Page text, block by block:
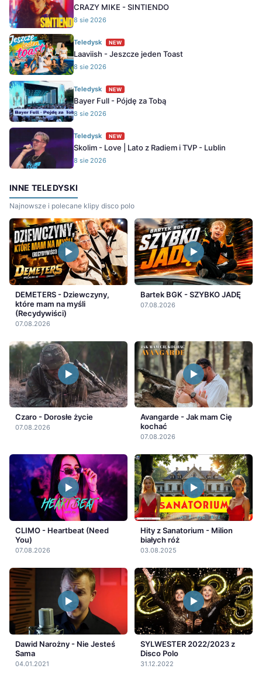
CRAZY MIKE - SINTIENDO
8 sie 2026
Teledysk NEW
Laaviish - Jeszcze jeden Toast
8 sie 2026
Teledysk NEW
Bayer Full - Pójdę za Tobą
8 sie 2026
Teledysk NEW
Skolim - Love | Lato z Radiem i TVP - Lublin
8 sie 2026
INNE TELEDYSKI
Najnowsze i polecane klipy disco polo
DEMETERS - Dziewczyny,
które mam na myśli
(Recydywiści)
07.08.2026
Bartek BGK - SZYBKO JADĘ
07.08.2026
Czaro - Dorosłe życie
07.08.2026
Avangarde - Jak mam Cię
kochać
07.08.2026
CLIMO - Heartbeat (Need
You)
07.08.2026
Hity z Sanatorium - Milion
białych róż
03.08.2025
Dawid Narożny - Nie Jesteś
Sama
04.01.2021
SYLWESTER 2022/2023 z
Disco Polo
31.12.2022